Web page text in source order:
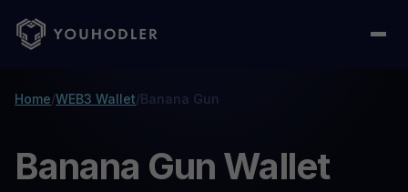
Home/WEB3 Wallet/Banana Gun
Banana Gun Wallet